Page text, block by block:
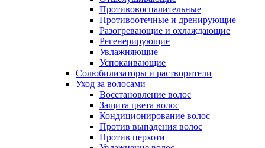
Противовоспалительные
Противоотечные и дренирующие
Разогревающие и охлаждающие
Регенерирующие
Увлажняющие
Успокаивающие
Солюбилизаторы и растворители
Уход за волосами
Восстановление волос
Защита цвета волос
Кондиционирование волос
Против выпадения волос
Против перхоти